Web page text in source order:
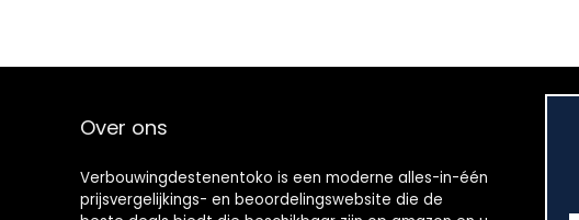
Over ons
Verbouwingdestenentoko is een moderne alles-in-één
prijsvergelijkings- en beoordelingswebsite die de